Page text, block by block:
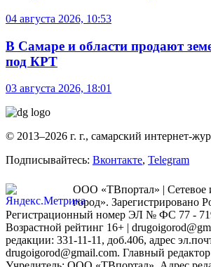
04 августа 2026, 10:53
В Самаре и области продают
под КРТ
03 августа 2026, 18:01
© 2013–2026 г. г., самарский интернет-
Подписывайтесь: Вконтакте, Telegram
ООО «ТВпортал» | Сетевое
город». Зарегистрировано
Регистрационный номер ЭЛ № ФС 77 -
Возрастной рейтинг 16+ |
редакции: 331-11-11, доб.406, адрес
drugoigorod@gmail.com. Главный